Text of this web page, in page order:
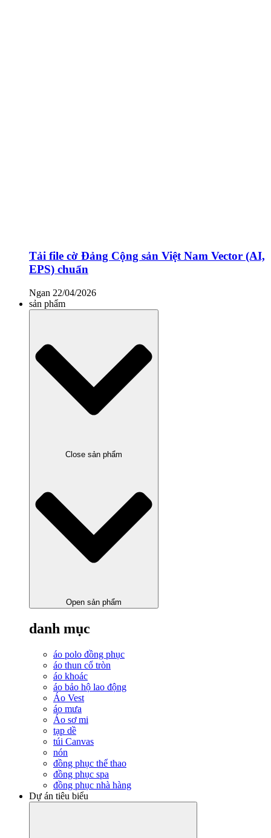
Tải file cờ Đảng Cộng sản Việt Nam Vector (AI,
EPS) chuẩn
Ngan 22/04/2026
sản phẩm
Close sản phẩm
Open sản phẩm
danh mục
áo polo đồng phục
áo thun cổ tròn
áo khoác
áo bảo hộ lao động
Áo Vest
áo mưa
Áo sơ mi
tạp dề
túi Canvas
nón
đồng phục thể thao
đồng phục spa
đồng phục nhà hàng
Dự án tiêu biểu